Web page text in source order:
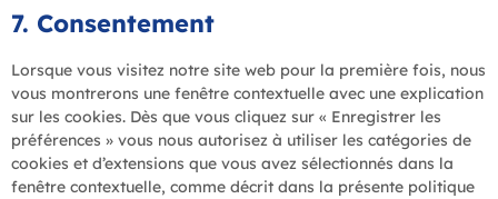
7. Consentement
Lorsque vous visitez notre site web pour la première fois, nous
vous montrerons une fenêtre contextuelle avec une explication
sur les cookies. Dès que vous cliquez sur « Enregistrer les
préférences » vous nous autorisez à utiliser les catégories de
cookies et d’extensions que vous avez sélectionnés dans la
fenêtre contextuelle, comme décrit dans la présente politique